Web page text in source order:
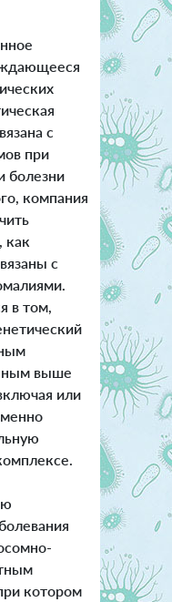
с
при
болезни
компания
как
с
в том,
выше
или
котором